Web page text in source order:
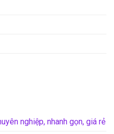
nghiệp, nhanh gọn, giá rẻ